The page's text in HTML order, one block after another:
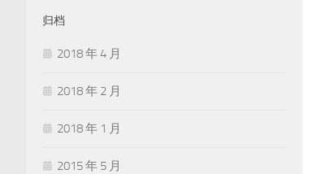
归档
2018 年 4 月
2018 年 2 月
2018 年 1 月
2015 年 5 月